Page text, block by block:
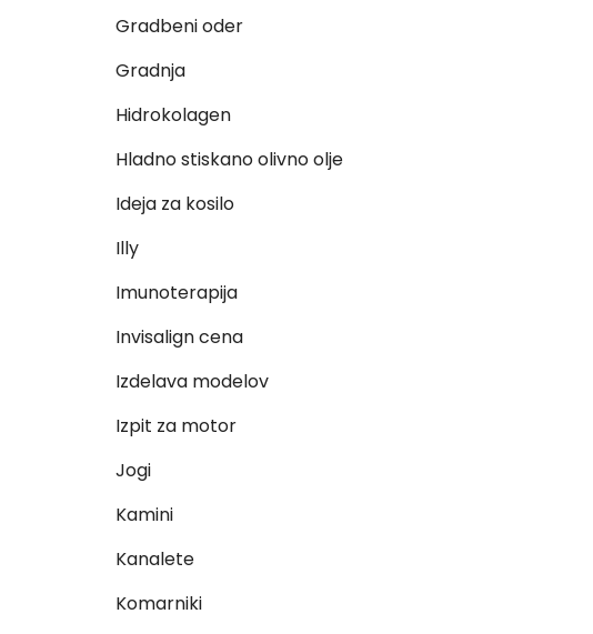
Gradbeni oder
Gradnja
Hidrokolagen
Hladno stiskano olivno olje
Ideja za kosilo
Illy
Imunoterapija
Invisalign cena
Izdelava modelov
Izpit za motor
Jogi
Kamini
Kanalete
Komarniki